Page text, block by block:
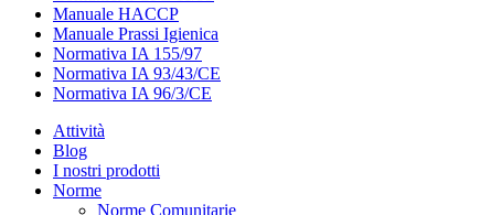
Manuale HACCP
Manuale Prassi Igienica
Normativa IA 155/97
Normativa IA 93/43/CE
Normativa IA 96/3/CE
Attività
Blog
I nostri prodotti
Norme
Norme Comunitarie